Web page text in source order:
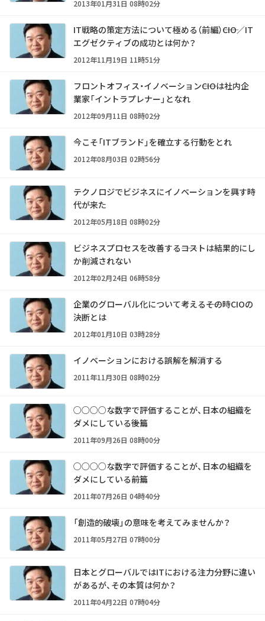
2013年01月31日 08時02分
IT戦略の策定方法について極める（前編）――CIO／IT
エグゼクティブの成功とは何か？
2012年11月19日 11時51分
フロントオフィス・イノベーション――CIOは社内企
業家「イントラプレナー」となれ
2012年09月11日 08時02分
今こそ「ITブランド」を確立する行動をとれ
2012年08月03日 02時56分
テクノロジでビジネスにイノベーションを興す時
代が来た
2012年05月18日 08時02分
ビジネスプロセスを改善する――コストは結果的にし
か削減されない
2012年02月24日 06時58分
企業のグローバル化について考える――その時CIOの
決断とは
2012年01月10日 03時28分
イノベーションにおける誤解を解消する
2011年11月30日 08時02分
○○○○な数字で評価することが、日本の組織を
ダメにしている――後篇
2011年09月26日 08時00分
○○○○な数字で評価することが、日本の組織を
ダメにしている――前篇
2011年07月26日 04時40分
「創造的破壊」の意味を考えてみませんか？
2011年05月27日 07時00分
日本とグローバルではITにおける注力分野に違い
があるが、その本質は何か？
2011年04月22日 07時04分